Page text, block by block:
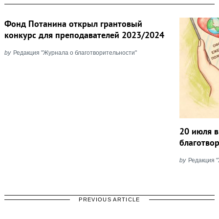
Фонд Потанина открыл грантовый
конкурс для преподавателей 2023/2024
by Редакция "Журнала о благотворительности"
20 июля
by Редакция
PREVIOUS ARTICLE